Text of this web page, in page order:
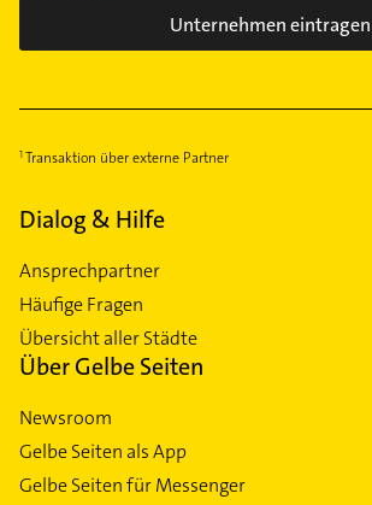
Unternehmen eintragen
Transaktion über externe Partner
Dialog & Hilfe
Ansprechpartner
Häufige Fragen
Übersicht aller Städte
Über Gelbe Seiten
Newsroom
Gelbe Seiten als App
Gelbe Seiten für Messenger